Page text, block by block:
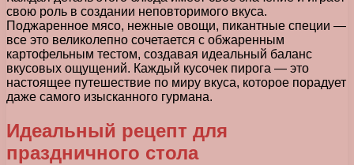
свою роль в создании неповторимого вкуса.
Поджаренное мясо, нежные овощи, пикантные специи —
все это великолепно сочетается с обжаренным
картофельным тестом, создавая идеальный баланс
вкусовых ощущений. Каждый кусочек пирога — это
настоящее путешествие по миру вкуса, которое порадует
даже самого изысканного гурмана.
Идеальный рецепт для
праздничного стола